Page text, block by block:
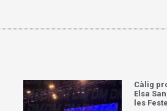
Càlig
Elsa
les